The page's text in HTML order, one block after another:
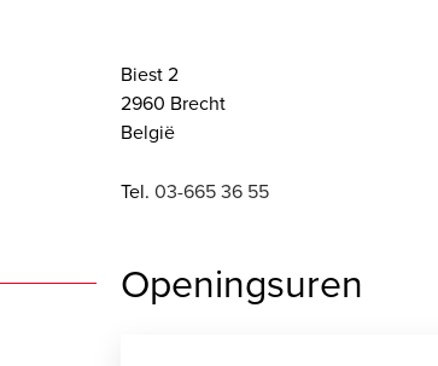
Biest 2
2960 Brecht
België
Tel. 03-665 36 55
Openingsuren